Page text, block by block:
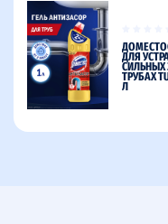
ДЛЯ
СИЛЬНЫХ
ТРУБАХ
Л